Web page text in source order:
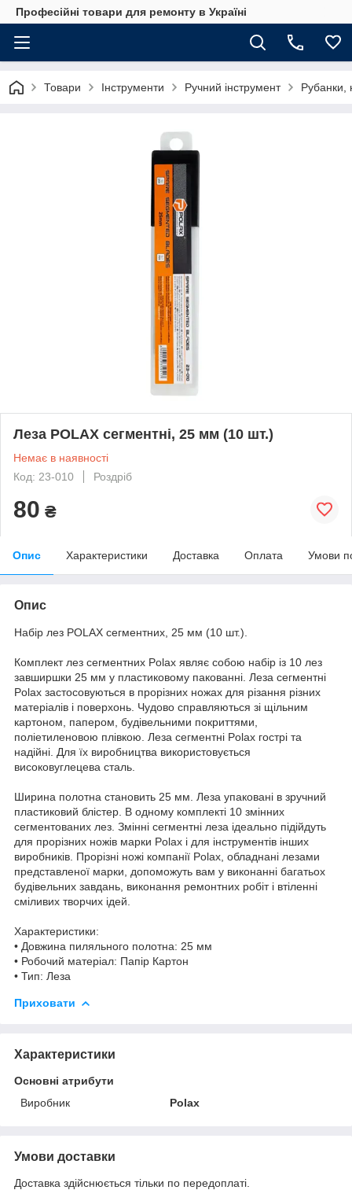
Професійні товари для ремонту в Україні
Товари Інструменти Ручний інструмент Рубанки,
Леза POLAX сегментні, 25 мм (10 шт.)
Немає в наявності
Код: 23-010
Роздріб
80 ₴
Опис Характеристики Доставка Оплата Умови
Опис
Набір лез POLAX сегментних, 25 мм (10 шт.).
Комплект лез сегментних Polax являє собою набір із 10 лез
завширшки 25 мм у пластиковому пакованні. Леза сегментні
Polax застосовуються в прорізних ножах для різання різних
матеріалів і поверхонь. Чудово справляються зі щільним
картоном, папером, будівельними покриттями,
поліетиленовою плівкою. Леза сегментні Polax гострі та
надійні. Для їх виробництва використовується
високовуглецева сталь.
Ширина полотна становить 25 мм. Леза упаковані в зручний
пластиковий блістер. В одному комплекті 10 змінних
сегментованих лез. Змінні сегментні леза ідеально підійдуть
для прорізних ножів марки Polax і для інструментів інших
виробників. Прорізні ножі компанії Polax, обладнані лезами
представленої марки, допоможуть вам у виконанні багатьох
будівельних завдань, виконання ремонтних робіт і втіленні
сміливих творчих ідей.
Характеристики:
• Довжина пиляльного полотна: 25 мм
• Робочий матеріал: Папір Картон
• Тип: Леза
Приховати
Характеристики
Основні атрибути
Виробник
Polax
Умови доставки
Доставка здійснюється тільки по передоплаті.